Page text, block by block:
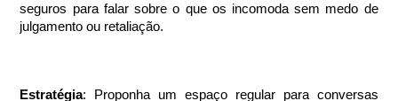
seguros para falar sobre o que os incomoda sem medo de
julgamento ou retaliação.
Estratégia: Proponha um espaço regular para conversas